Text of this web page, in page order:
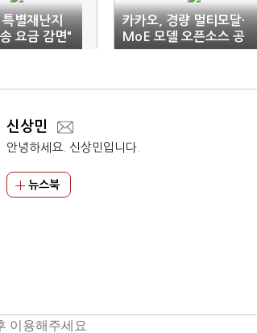
별재난지
요금 감면"
카카오, 경량 멀티모달·
MoE 모델 오픈소스 공
개
신상민
안녕하세요. 신상민입니다.
뉴스북